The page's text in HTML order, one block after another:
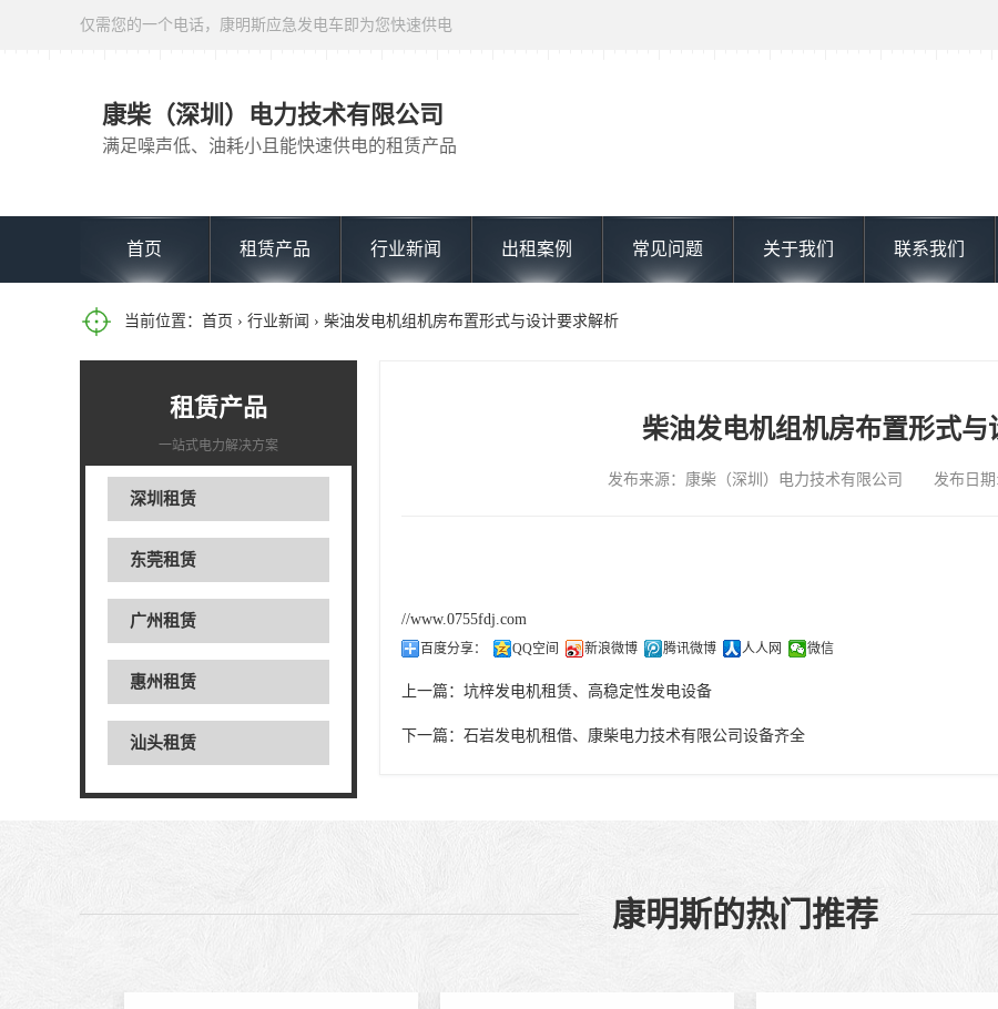
仅需您的一个电话，康明斯应急发电车即为您快速供电
康柴（深圳）电力技术有限公司
满足噪声低、油耗小且能快速供电的租赁产品
首页 租赁产品 行业新闻 出租案例 常见问题 关于我们 联系我们
当前位置： 首页 › 行业新闻 › 柴油发电机组机房布置形式与设计要求解析
租赁产品
一站式电力解决方案
深圳租赁
东莞租赁
广州租赁
惠州租赁
汕头租赁
柴油发电机组机房布置形式与
发布来源：康柴（深圳）电力技术有限公司 发布日
//www.0755fdj.com
百度分享： QQ空间 新浪微博 腾讯微博 人人网 微信
上一篇： 坑梓发电机租赁、高稳定性发电设备
下一篇： 石岩发电机租借、康柴电力技术有限公司设备齐全
康明斯的热门推荐